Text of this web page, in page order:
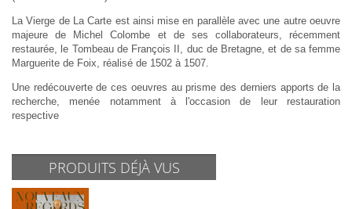
La Vierge de La Carte est ainsi mise en parallèle avec une autre oeuvre
majeure de Michel Colombe et de ses collaborateurs, récemment
restaurée, le Tombeau de François II, duc de Bretagne, et de sa femme
Marguerite de Foix, réalisé de 1502 à 1507.
Une redécouverte de ces oeuvres au prisme des derniers apports de la
recherche, menée notamment à l'occasion de leur restauration
respective
PRODUITS DÉJÀ VUS